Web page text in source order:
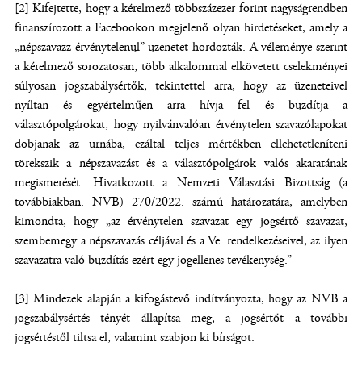
[2] Kifejtette, hogy a kérelmező többszázezer forint nagyságrendben
finanszírozott a Facebookon megjelenő olyan hirdetéseket, amely a
„népszavazz érvénytelenül” üzenetet hordozták. A véleménye szerint
a kérelmező sorozatosan, több alkalommal elkövetett cselekményei
súlyosan jogszabálysértők, tekintettel arra, hogy az üzeneteivel
nyíltan és egyértelműen arra hívja fel és buzdítja a
választópolgárokat, hogy nyilvánvalóan érvénytelen szavazólapokat
dobjanak az urnába, ezáltal teljes mértékben ellehetetleníteni
törekszik a népszavazást és a választópolgárok valós akaratának
megismerését. Hivatkozott a Nemzeti Választási Bizottság (a
továbbiakban: NVB) 270/2022. számú határozatára, amelyben
kimondta, hogy „az érvénytelen szavazat egy jogsértő szavazat,
szembemegy a népszavazás céljával és a Ve. rendelkezéseivel, az ilyen
szavazatra való buzdítás ezért egy jogellenes tevékenység.”
[3] Mindezek alapján a kifogástevő indítványozta, hogy az NVB a
jogszabálysértés tényét állapítsa meg, a jogsértőt a további
jogsértéstől tiltsa el, valamint szabjon ki bírságot.